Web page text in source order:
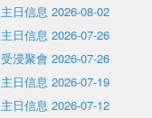
主日信息 2026-08-02
主日信息 2026-07-26
受浸聚會 2026-07-26
主日信息 2026-07-19
主日信息 2026-07-12